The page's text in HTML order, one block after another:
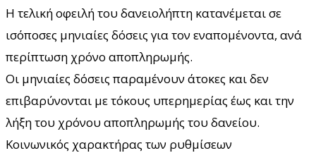
Η τελική οφειλή του δανειολήπτη κατανέμεται σε
ισόποσες μηνιαίες δόσεις για τον εναπομένοντα, ανά
περίπτωση χρόνο αποπληρωμής.
Οι μηνιαίες δόσεις παραμένουν άτοκες και δεν
επιβαρύνονται με τόκους υπερημερίας έως και την
λήξη του χρόνου αποπληρωμής του δανείου.
Κοινωνικός χαρακτήρας των ρυθμίσεων